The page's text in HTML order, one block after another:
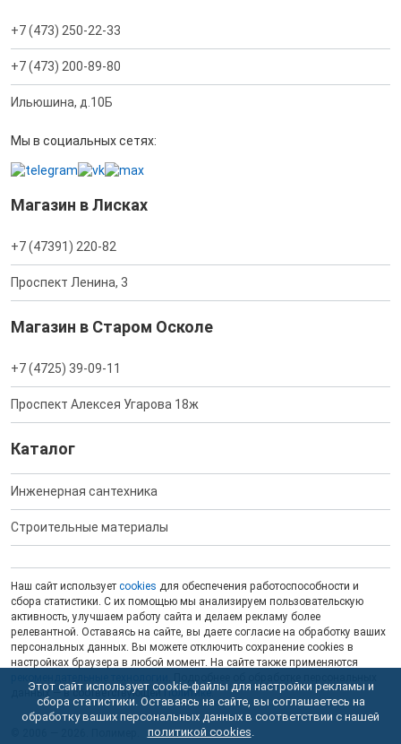
+7 (473) 250-22-33
+7 (473) 200-89-80
Ильюшина, д.10Б
Мы в социальных сетях:
Магазин в Лисках
+7 (47391) 220-82
Проспект Ленина, 3
Магазин в Старом Осколе
+7 (4725) 39-09-11
Проспект Алексея Угарова 18ж
Каталог
Инженерная сантехника
Строительные материалы
Наш сайт использует cookies для обеспечения работоспособности и
сбора статистики. С их помощью мы анализируем пользовательскую
активность, улучшаем работу сайта и делаем рекламу более
релевантной. Оставаясь на сайте, вы даете согласие на обработку ваших
персональных данных. Вы можете отключить сохранение cookies в
настройках браузера в любой момент. На сайте также применяются
данных — в соответствующейПолитике.
Этот сайт использует cookie-файлы для настройки рекламы и
сбора статистики. Оставаясь на сайте, вы соглашаетесь на
обработку ваших персональных данных в соответствии с нашей
политикой cookies.